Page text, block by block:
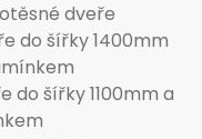
dveře
do šířky 1400mm
do šířky 1100mm a